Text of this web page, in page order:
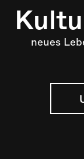
neues